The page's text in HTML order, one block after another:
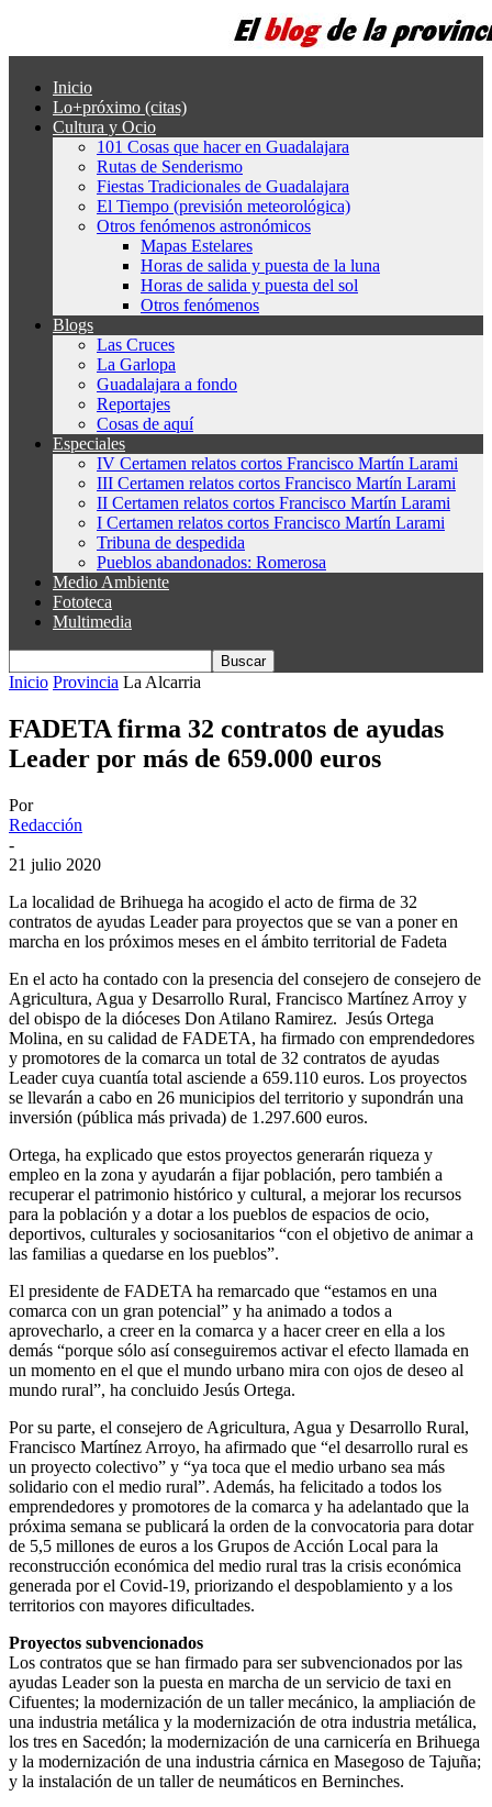
Inicio
Lo+próximo (citas)
Cultura y Ocio
101 Cosas que hacer en Guadalajara
Rutas de Senderismo
Fiestas Tradicionales de Guadalajara
El Tiempo (previsión meteorológica)
Otros fenómenos astronómicos
Mapas Estelares
Horas de salida y puesta de la luna
Horas de salida y puesta del sol
Otros fenómenos
Blogs
Las Cruces
La Garlopa
Guadalajara a fondo
Reportajes
Cosas de aquí
Especiales
IV Certamen relatos cortos Francisco Martín Larami
III Certamen relatos cortos Francisco Martín Larami
II Certamen relatos cortos Francisco Martín Larami
I Certamen relatos cortos Francisco Martín Larami
Tribuna de despedida
Pueblos abandonados: Romerosa
Medio Ambiente
Fototeca
Multimedia
Inicio Provincia La Alcarria
FADETA firma 32 contratos de ayudas
Leader por más de 659.000 euros
Por
Redacción
-
21 julio 2020
La localidad de Brihuega ha acogido el acto de firma de 32
contratos de ayudas Leader para proyectos que se van a poner en
marcha en los próximos meses en el ámbito territorial de Fadeta
En el acto ha contado con la presencia del consejero de consejero de
Agricultura, Agua y Desarrollo Rural, Francisco Martínez Arroy y
del obispo de la dióceses Don Atilano Ramirez. Jesús Ortega
Molina, en su calidad de FADETA, ha firmado con emprendedores
y promotores de la comarca un total de 32 contratos de ayudas
Leader cuya cuantía total asciende a 659.110 euros. Los proyectos
se llevarán a cabo en 26 municipios del territorio y supondrán una
inversión (pública más privada) de 1.297.600 euros.
Ortega, ha explicado que estos proyectos generarán riqueza y
empleo en la zona y ayudarán a fijar población, pero también a
recuperar el patrimonio histórico y cultural, a mejorar los recursos
para la población y a dotar a los pueblos de espacios de ocio,
deportivos, culturales y sociosanitarios “con el objetivo de animar a
las familias a quedarse en los pueblos”.
El presidente de FADETA ha remarcado que “estamos en una
comarca con un gran potencial” y ha animado a todos a
aprovecharlo, a creer en la comarca y a hacer creer en ella a los
demás “porque sólo así conseguiremos activar el efecto llamada en
un momento en el que el mundo urbano mira con ojos de deseo al
mundo rural”, ha concluido Jesús Ortega.
Por su parte, el consejero de Agricultura, Agua y Desarrollo Rural,
Francisco Martínez Arroyo, ha afirmado que “el desarrollo rural es
un proyecto colectivo” y “ya toca que el medio urbano sea más
solidario con el medio rural”. Además, ha felicitado a todos los
emprendedores y promotores de la comarca y ha adelantado que la
próxima semana se publicará la orden de la convocatoria para dotar
de 5,5 millones de euros a los Grupos de Acción Local para la
reconstrucción económica del medio rural tras la crisis económica
generada por el Covid-19, priorizando el despoblamiento y a los
territorios con mayores dificultades.
Proyectos subvencionados
Los contratos que se han firmado para ser subvencionados por las
ayudas Leader son la puesta en marcha de un servicio de taxi en
Cifuentes; la modernización de un taller mecánico, la ampliación de
una industria metálica y la modernización de otra industria metálica,
los tres en Sacedón; la modernización de una carnicería en Brihuega
y la modernización de una industria cárnica en Masegoso de Tajuña;
y la instalación de un taller de neumáticos en Berninches.